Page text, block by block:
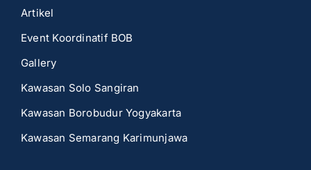
Artikel
Event Koordinatif BOB
Gallery
Kawasan Solo Sangiran
Kawasan Borobudur Yogyakarta
Kawasan Semarang Karimunjawa